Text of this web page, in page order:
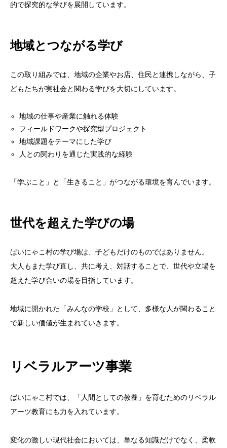
的で探究的な学びを展開しています。
地域とつながる学び
この取り組みでは、地域の企業やお店、住民と連携しながら、子
どもたちが実社会と関わる学びを大切にしています。
地域の仕事や産業に触れる体験
フィールドワークや探究型プロジェクト
地域課題をテーマにした学び
人との関わりを通じた実践的な経験
「学ぶこと」と「生きること」がつながる環境を育んでいます。
世代を超えた学びの場
ばいにゃこ村の学び場は、子どもだけのものではありません。
大人もまた学び直し、共に考え、対話することで、世代や立場を
超えた学び合いの場を目指しています。
地域に開かれた「みんなの学校」として、多様な人が関わること
で新しい価値が生まれていきます。
リベラルアーツ事業
ばいにゃこ村では、「人間としての教養」を育むためのリベラル
アーツ教育にも力を入れています。
変化の激しい現代社会においては、単なる知識だけでなく、柔軟